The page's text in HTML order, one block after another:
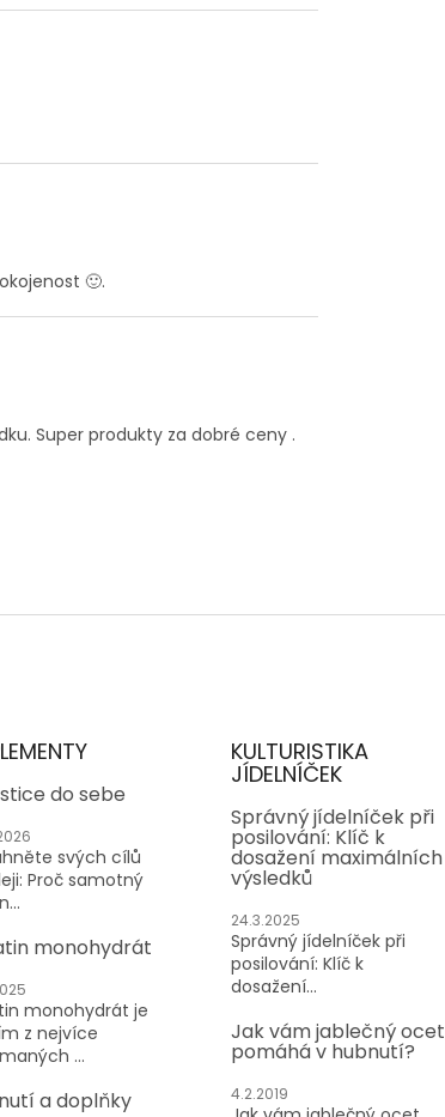
🙂.
Super produkty za dobré ceny .
do sebe
svých cílů
Proč samotný
monohydrát
monohydrát je
z nejvíce
...
a doplňky
KULTURISTIKA
JÍDELNÍČEK
Správný jídelníček při
posilování: Klíč k
dosažení maximálních
výsledků
24.3.2025
Správný jídelníček při
posilování: Klíč k
dosažení...
Jak vám jablečný ocet
pomáhá v hubnutí?
4.2.2019